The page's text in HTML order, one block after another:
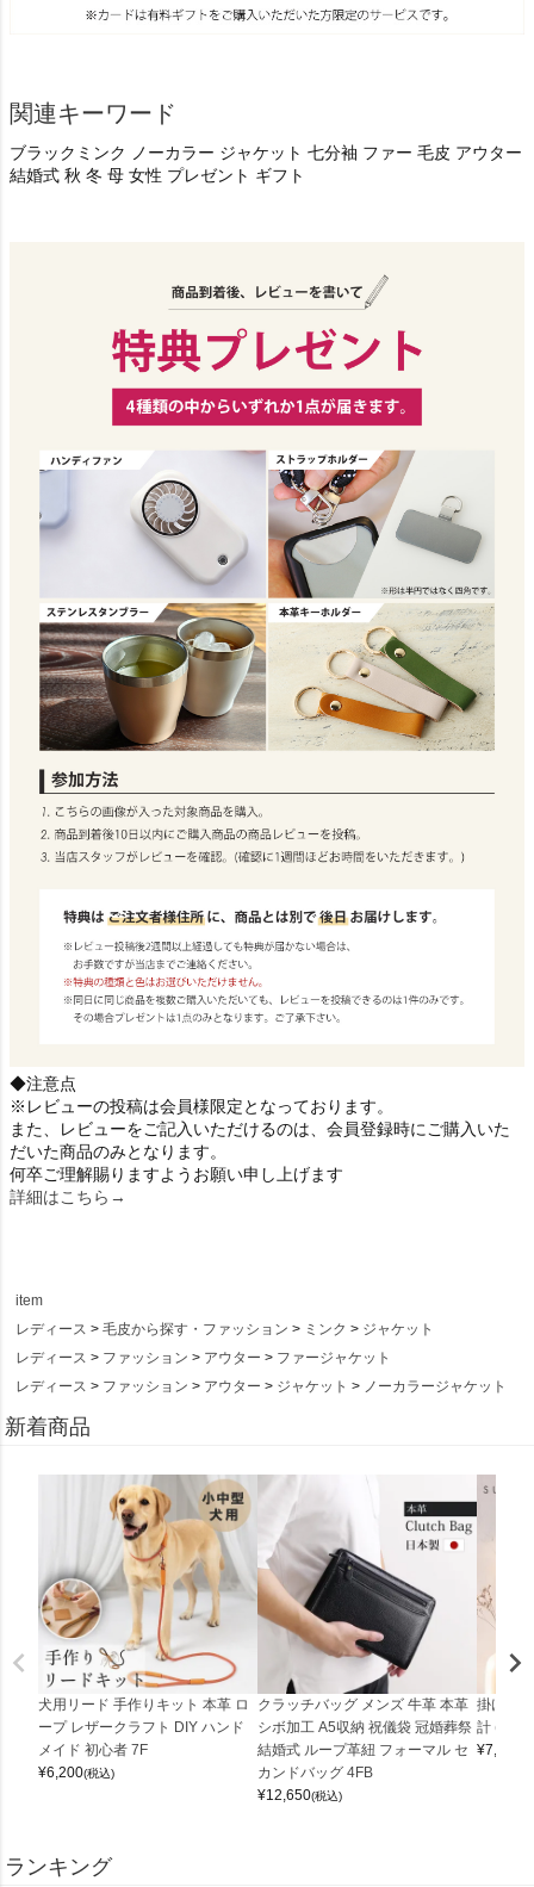
関連キーワード
ブラックミンク ノーカラー ジャケット 七分袖 ファー 毛皮 アウター
結婚式 秋 冬 母 女性 プレゼント ギフト
◆注意点
※レビューの投稿は会員様限定となっております。
また、レビューをご記入いただけるのは、会員登録時にご購入いた
だいた商品のみとなります。
何卒ご理解賜りますようお願い申し上げます
詳細はこちら→
item
レディース
毛皮から探す・ファッション ミンク
ジャケット
レディース
ファッション アウター
ファージャケット
レディース
ファッション アウター ジャケット ノーカラージャケット
新着商品
犬用リード 手作りキット 本革 ロ
ープ レザークラフト DIY ハンド
メイド 初心者 7F
¥6,200(税込)
クラッチバッグ メンズ 牛革 本革
シボ加工 A5収納 祝儀袋 冠婚葬祭
結婚式 ループ革紐 フォーマル セ
カンドバッグ 4FB
¥12,650(税込)
掛け時
計
¥7,150
ランキング